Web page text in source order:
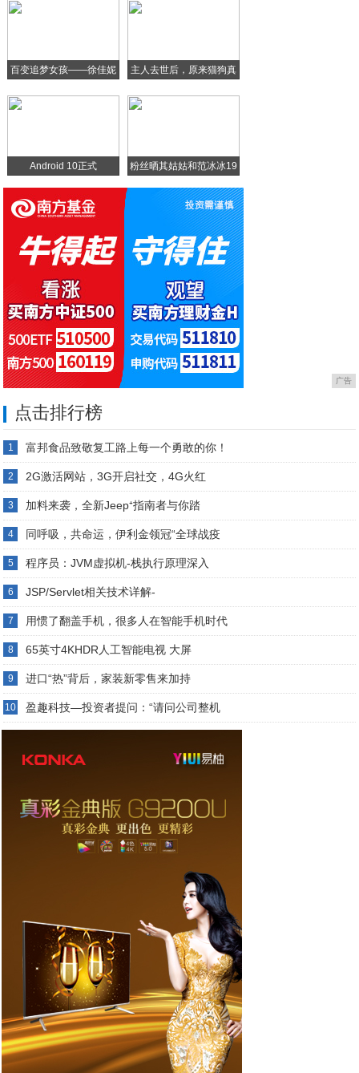
五大最热门电视盒子品牌争霸，谁才是你心中
百变追梦女孩——徐佳妮
主人去世后，原来猫狗真
Android 10正式 粉丝晒其姑姑和范冰冰19
广告
点击排行榜
1 富邦食品致敬复工路上每一个勇敢的你！
2 2G激活网站，3G开启社交，4G火红
3 加料来袭，全新Jeep⁺指南者与你踏
4 同呼吸，共命运，伊利金领冠“全球战疫
5 程序员：JVM虚拟机-栈执行原理深入
6 JSP/Servlet相关技术详解-
7 用惯了翻盖手机，很多人在智能手机时代
8 65英寸4KHDR人工智能电视 大屏
9 进口“热”背后，家装新零售来加持
10 盈趣科技—投资者提问：“请问公司整机